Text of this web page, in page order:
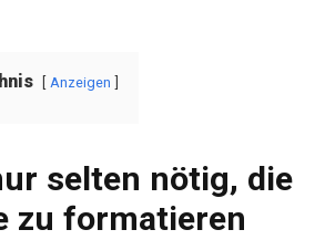
Anzeigen
selten nötig, die
zu formatieren